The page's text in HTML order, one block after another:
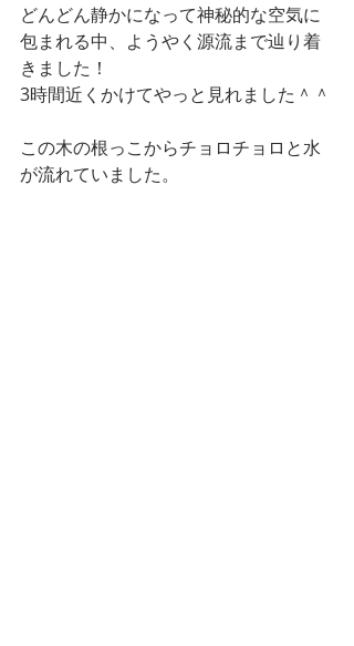
どんどん静かになって神秘的な空気に
包まれる中、ようやく源流まで辿り着
きました！
3時間近くかけてやっと見れました＾＾
この木の根っこからチョロチョロと水
が流れていました。